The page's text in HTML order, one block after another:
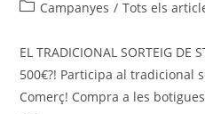
Campanyes / Tots els
EL TRADICIONAL SORTEIG DE
500€?! Participa al tradicional
Comerç! Compra a les